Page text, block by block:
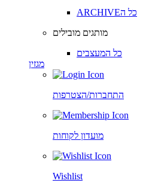
ARCHIVEכל ה
מותגים מובילים
כל המעצבים
מגזין
התחברות/הצטרפות
מועדון לקוחות
Wishlist